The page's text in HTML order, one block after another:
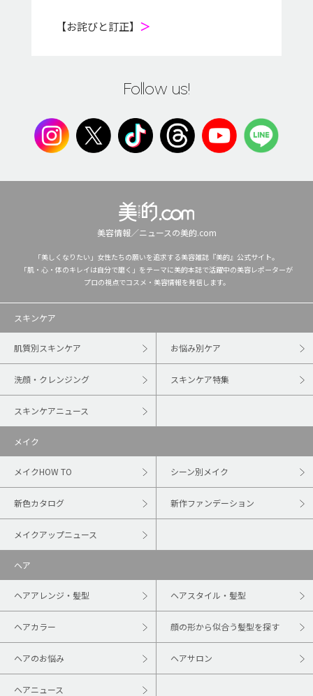
【お詫びと訂正】 ＞
Follow us!
美容情報／ニュースの美的.com
「美しくなりたい」女性たちの願いを追求する美容雑誌『美的』公式サイト。
「肌・心・体のキレイは自分で磨く」をテーマに美的本誌で活躍中の美容レポーターが
プロの視点でコスメ・美容情報を発信します。
スキンケア
肌質別スキンケア お悩み別ケア
洗顔・クレンジング スキンケア特集
スキンケアニュース
メイク
メイクHOW TO シーン別メイク
新色カタログ 新作ファンデーション
メイクアップニュース
ヘア
ヘアアレンジ・髪型 ヘアスタイル・髪型
ヘアカラー 顔の形から似合う髪型を探す
ヘアのお悩み ヘアサロン
ヘアニュース